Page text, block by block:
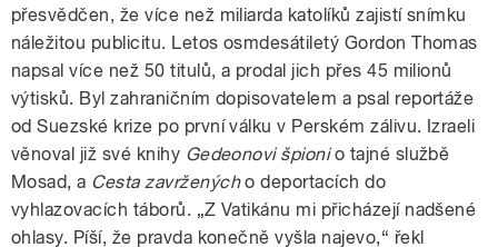
přesvědčen, že více než miliarda katolíků zajistí snímku
náležitou publicitu. Letos osmdesátiletý Gordon Thomas
napsal více než 50 titulů, a prodal jich přes 45 milionů
výtisků. Byl zahraničním dopisovatelem a psal reportáže
od Suezské krize po první válku v Perském zálivu. Izraeli
věnoval již své knihy Gedeonovi špionio tajné službě
Mosad, a Cesta zavrženýcho deportacích do
vyhlazovacích táborů. „Z Vatikánu mi přicházejí nadšené
ohlasy. Píší, že pravda konečně vyšla najevo,“ řekl